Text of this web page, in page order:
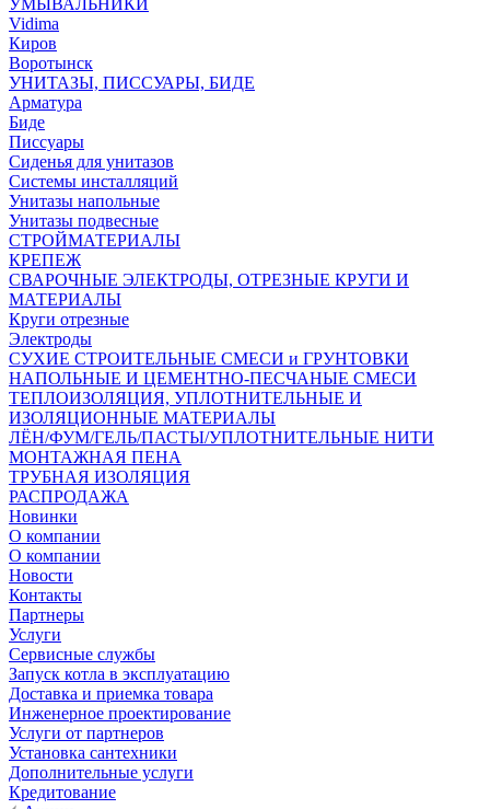
УМЫВАЛЬНИКИ
Vidima
Киров
Воротынск
УНИТАЗЫ, ПИССУАРЫ, БИДЕ
Арматура
Биде
Писсуары
Сиденья для унитазов
Системы инсталляций
Унитазы напольные
Унитазы подвесные
СТРОЙМАТЕРИАЛЫ
КРЕПЕЖ
СВАРОЧНЫЕ ЭЛЕКТРОДЫ, ОТРЕЗНЫЕ КРУГИ И
МАТЕРИАЛЫ
Круги отрезные
Электроды
СУХИЕ СТРОИТЕЛЬНЫЕ СМЕСИ и ГРУНТОВКИ
НАПОЛЬНЫЕ И ЦЕМЕНТНО-ПЕСЧАНЫЕ СМЕСИ
ТЕПЛОИЗОЛЯЦИЯ, УПЛОТНИТЕЛЬНЫЕ И
ИЗОЛЯЦИОННЫЕ МАТЕРИАЛЫ
ЛЁН/ФУМ/ГЕЛЬ/ПАСТЫ/УПЛОТНИТЕЛЬНЫЕ НИТИ
МОНТАЖНАЯ ПЕНА
ТРУБНАЯ ИЗОЛЯЦИЯ
РАСПРОДАЖА
Новинки
О компании
О компании
Новости
Контакты
Партнеры
Услуги
Сервисные службы
Запуск котла в эксплуатацию
Доставка и приемка товара
Инженерное проектирование
Услуги от партнеров
Установка сантехники
Дополнительные услуги
Кредитование